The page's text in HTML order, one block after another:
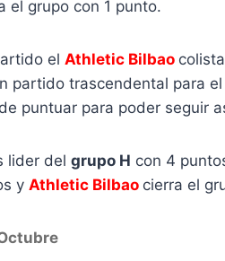
el grupo con 1 punto.
el Athletic Bilbao
partido trascendental para
puntuar para poder seguir
lider del grupo H con 4
y Athletic Bilbao cierra el